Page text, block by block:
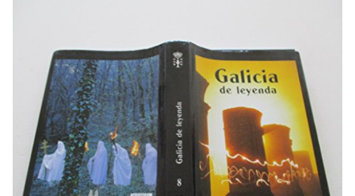
Art & Collectables
Textbooks
Sellers
Start Selling
Help
CLOSE